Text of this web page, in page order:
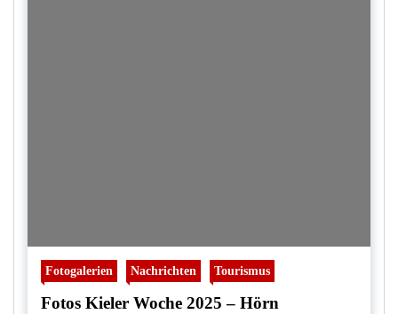
Fotogalerien Nachrichten Tourismus
Fotos Kieler Woche 2025 – Hörn